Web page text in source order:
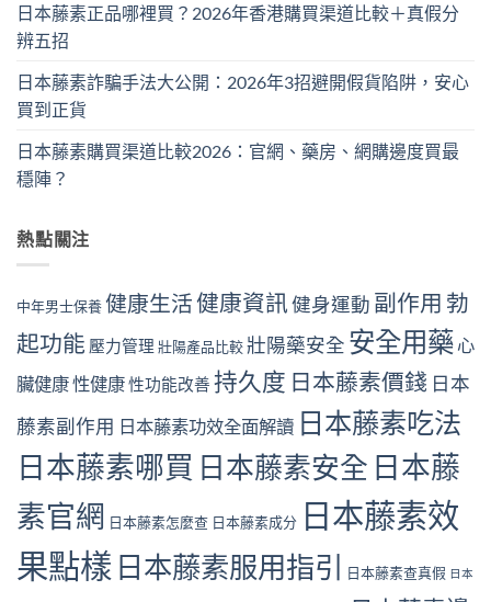
日本藤素正品哪裡買？2026年香港購買渠道比較＋真假分
辨五招
日本藤素詐騙手法大公開：2026年3招避開假貨陷阱，安心
買到正貨
日本藤素購買渠道比較2026：官網、藥房、網購邊度買最
穩陣？
熱點關注
中年男士保養健康生活健康資訊健身運動 副作用 勃
起功能 壓力管理 壯陽產品比較壯陽藥安全 安全用藥 心
臟健康性健康性功能改善 持久度 日本藤素價錢 日本
藤素副作用 日本藤素功效全面解讀 日本藤素吃法
日本藤素哪買 日本藤素安全 日本藤
素官網 日本藤素怎麼查 日本藤素成分 日本藤素效
果點樣 日本藤素服用指引 日本藤素查真假 日本